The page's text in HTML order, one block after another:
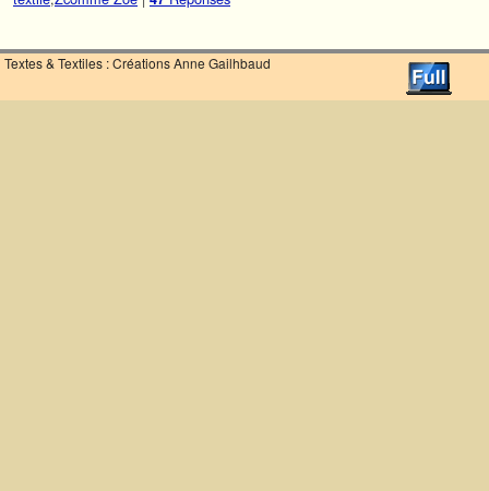
Textes & Textiles : Créations Anne Gailhbaud